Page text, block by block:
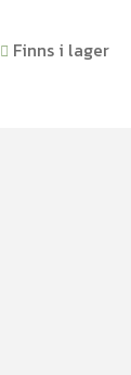
mängd
Finns i lager